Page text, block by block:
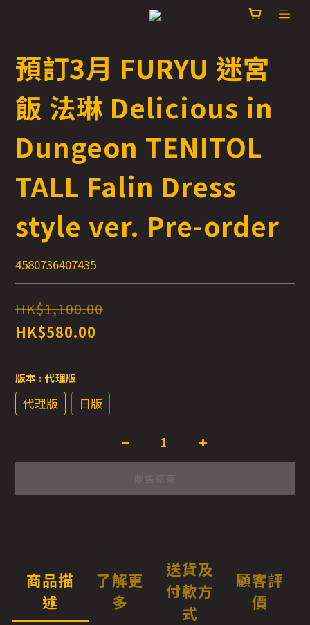
預訂3月 FURYU 迷宮
飯 法琳 Delicious in
Dungeon TENITOL
TALL Falin Dress
style ver. Pre-order
4580736407435
HK$1,100.00
HK$580.00
版本 : 代理版
代理版 日版
商品描
述
了解更
多
送貨及
付款方
式
顧客評
價